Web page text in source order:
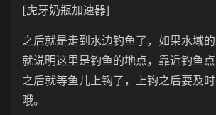
[虎牙奶瓶加速器]
之后就是走到水边钓鱼了，如果水域
就说明这里是钓鱼的地点，靠近钓鱼
之后就等鱼儿上钩了，上钩之后要及
哦。